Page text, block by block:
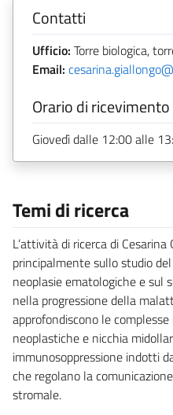
Contatti
Ufficio: Torre biologica,
Email:
Orario di ricevimento
Giovedì dalle 12:00 alle
Temi di ricerca
L’attività di ricerca di
principalmente sullo studio
neoplasie ematologiche e sul
nella progressione della
approfondiscono le
neoplastiche e nicchia
immunosoppressione indotti
che regolano la
stromale.